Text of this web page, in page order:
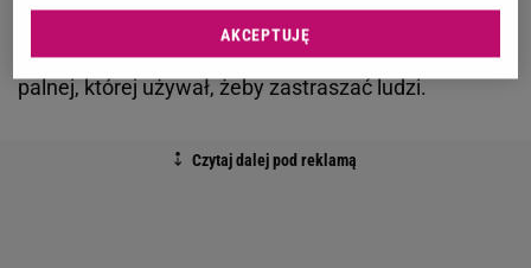
zaczął straszyć Hiszpana i żądać od niegopieniędzy
Podobno policja znalazła u Najmana repliki broni
palnej, której używał, żeby zastraszać ludzi.
AKCEPTUJĘ